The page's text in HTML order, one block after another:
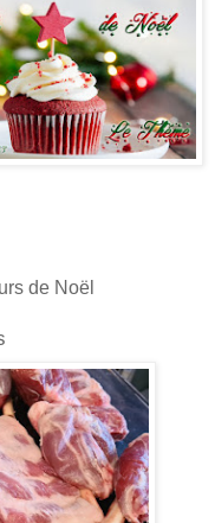
de Noël